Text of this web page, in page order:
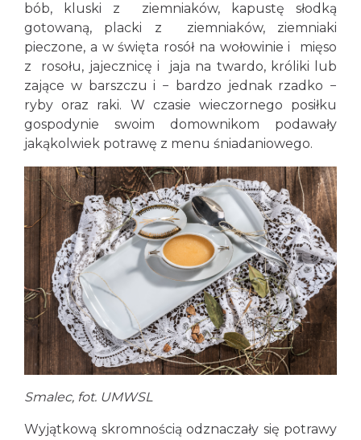
bób, kluski z ziemniaków, kapustę słodką
gotowaną, placki z ziemniaków, ziemniaki
pieczone, a w święta rosół na wołowinie i mięso
z rosołu, jajecznicę i jaja na twardo, króliki lub
zające w barszczu i − bardzo jednak rzadko −
ryby oraz raki. W czasie wieczornego posiłku
gospodynie swoim domownikom podawały
jakąkolwiek potrawę z menu śniadaniowego.
Smalec, fot. UMWSL
Wyjątkową skromnością odznaczały się potrawy